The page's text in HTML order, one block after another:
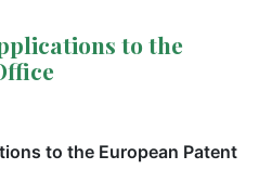
to the
to the European Patent